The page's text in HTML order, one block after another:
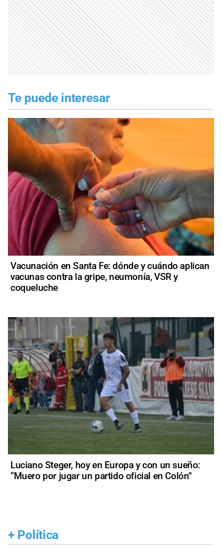
Te puede interesar
Vacunación en Santa Fe: dónde y cuándo aplican
vacunas contra la gripe, neumonía, VSR y
coqueluche
Luciano Steger, hoy en Europa y con un sueño:
“Muero por jugar un partido oficial en Colón”
+ Política